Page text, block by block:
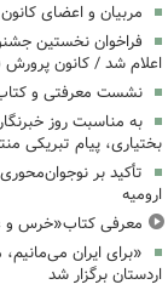
مربیان و اعضای
فراخوان نخستین
اعلام شد / کانون
نشست معرفتی و
به مناسبت روز
بختیاری، پیام تبریکی
تأکید بر
ارومیه
معرفی کتاب«خرس و
«برای ایران
اردستان برگزار شد